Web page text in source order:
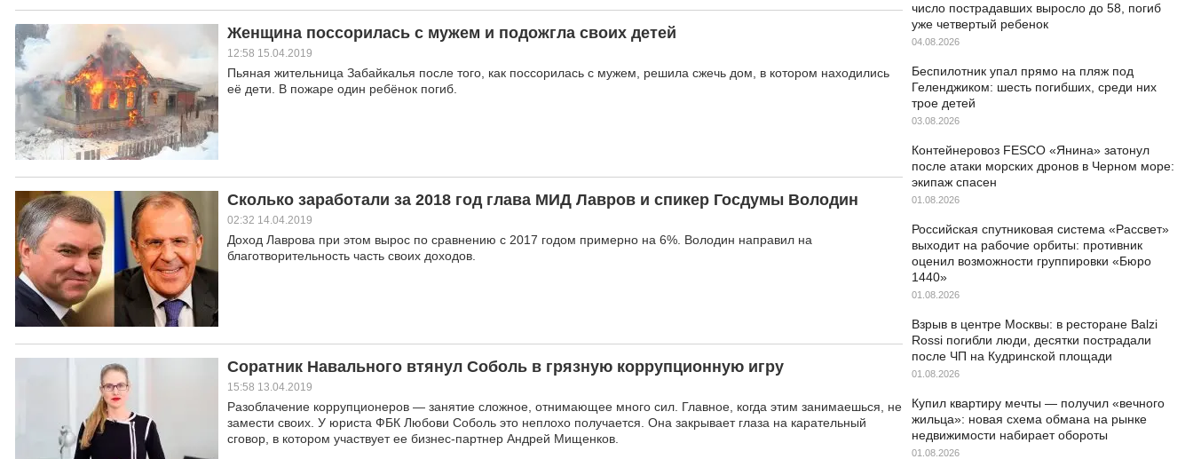
Женщина поссорилась с мужем и подожгла своих детей
12:58 15.04.2019
Пьяная жительница Забайкалья после того, как поссорилась с мужем, решила сжечь дом, в котором находились
её дети. В пожаре один ребёнок погиб.
Сколько заработали за 2018 год глава МИД Лавров и спикер Госдумы Володин
02:32 14.04.2019
Доход Лаврова при этом вырос по сравнению с 2017 годом примерно на 6%. Володин направил на
благотворительность часть своих доходов.
Соратник Навального втянул Соболь в грязную коррупционную игру
15:58 13.04.2019
Разоблачение коррупционеров — занятие сложное, отнимающее много сил. Главное, когда этим занимаешься, не
замести своих. У юриста ФБК Любови Соболь это неплохо получается. Она закрывает глаза на карательный
сговор, в котором участвует ее бизнес-партнер Андрей Мищенков.
число пострадавших выросло до 58, погиб
уже четвертый ребенок
04.08.2026
Беспилотник упал прямо на пляж под
Геленджиком: шесть погибших, среди них
трое детей
03.08.2026
Контейнеровоз FESCO «Янина» затонул
после атаки морских дронов в Черном море:
экипаж спасен
01.08.2026
Российская спутниковая система «Рассвет»
выходит на рабочие орбиты: противник
оценил возможности группировки «Бюро
1440»
01.08.2026
Взрыв в центре Москвы: в ресторане Balzi
Rossi погибли люди, десятки пострадали
после ЧП на Кудринской площади
01.08.2026
Купил квартиру мечты — получил «вечного
жильца»: новая схема обмана на рынке
недвижимости набирает обороты
01.08.2026